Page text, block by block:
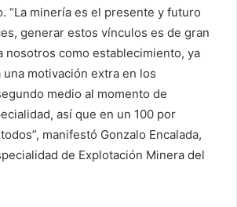
“La minería es el presente y futuro
generar estos vínculos es de gran
nosotros como establecimiento, ya
motivación extra en los
medio al momento de
así que en un 100 por
manifestó Gonzalo Encalada,
de Explotación Minera del